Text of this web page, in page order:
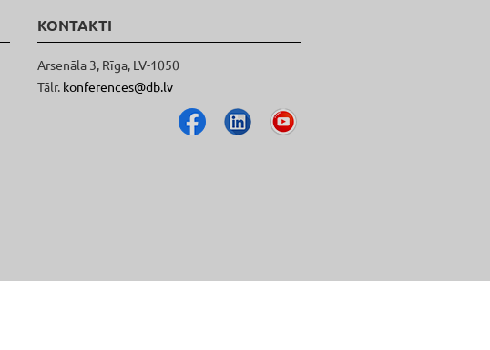
KONTAKTI
Arsenāla 3, Rīga, LV-1050
Tālr. konferences@db.lv